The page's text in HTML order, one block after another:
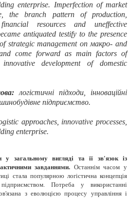
enterprise. Imperfection of market
the branch pattern of production,
resources and uneffective
antiquated testify to the presence
strategic management on макро- and
come forward as main factors of
development of domestic
логістичні підходи, інноваційні
підприємство.
approaches, innovative processes,
enterprise.
у загальному вигляді та її зв'язок із
завданнями. Останнім часом у
стала популярною логістична концепція
Потреба у використанні
з еволюцією процесу управління і